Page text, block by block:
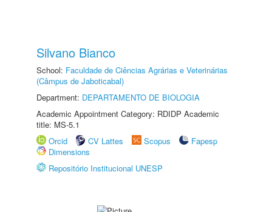
Silvano Bianco
School: Faculdade de Ciências Agrárias e Veterinárias
(Câmpus de Jaboticabal)
Department: DEPARTAMENTO DE BIOLOGIA
Academic Appointment Category: RDIDP Academic
title: MS-5.1
Orcid
CV Lattes Scopus
Fapesp
Dimensions
Repositório Institucional UNESP